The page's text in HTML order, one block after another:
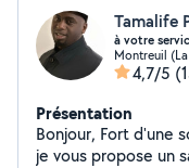
Tamalife
à votre
Montreuil
4,7/5
Présentation
Bonjour, Fort d'une solide expérience dans le bâtiment,
je vous propose un